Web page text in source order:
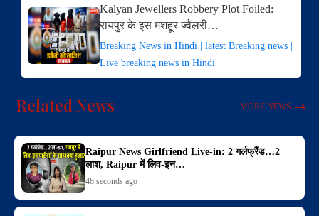
Kalyan Jewellers Robbery Plot Foiled:
रायपुर के इस मशहूर ज्वैलरी…
Breaking News in Hindi | latest Breaking news |
Live breaking news in Hindi
Related News MORE NEWS
Raipur News Girlfriend Live-in: 2 गर्लफ्रैंड…2
लाश, Raipur में लिव-इन…
48 seconds ago